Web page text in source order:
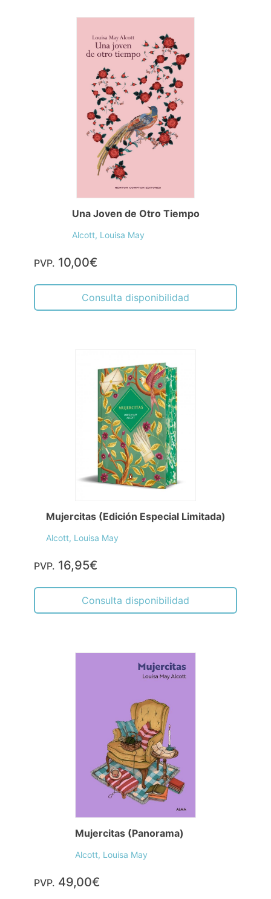
Una Joven de Otro Tiempo
Alcott, Louisa May
PVP. 10,00€
Consulta disponibilidad
Mujercitas (Edición Especial Limitada)
Alcott, Louisa May
PVP. 16,95€
Consulta disponibilidad
Mujercitas (Panorama)
Alcott, Louisa May
PVP. 49,00€